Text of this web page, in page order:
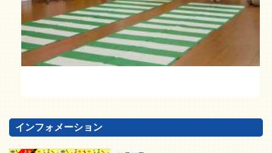
インフォメーション